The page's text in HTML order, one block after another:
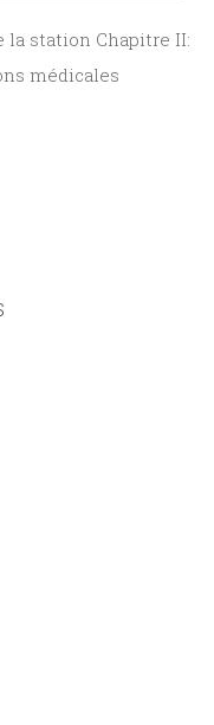
la station Chapitre II:
médicales